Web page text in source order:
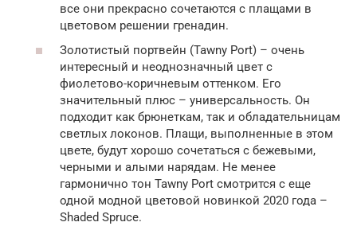
все они прекрасно сочетаются с плащами в
цветовом решении гренадин.
Золотистый портвейн (Tawny Port) – очень
интересный и неоднозначный цвет с
фиолетово-коричневым оттенком. Его
значительный плюс – универсальность. Он
подходит как брюнеткам, так и обладательницам
светлых локонов. Плащи, выполненные в этом
цвете, будут хорошо сочетаться с бежевыми,
черными и алыми нарядам. Не менее
гармонично тон Tawny Port смотрится с еще
одной модной цветовой новинкой 2020 года –
Shaded Spruce.